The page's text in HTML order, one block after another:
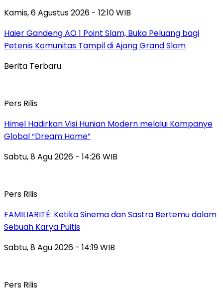
Kamis, 6 Agustus 2026 - 12:10 WIB
Haier Gandeng AO 1 Point Slam, Buka Peluang bagi
Petenis Komunitas Tampil di Ajang Grand Slam
Berita Terbaru
Pers Rilis
Himel Hadirkan Visi Hunian Modern melalui Kampanye
Global “Dream Home”
Sabtu, 8 Agu 2026 - 14:26 WIB
Pers Rilis
FAMILIARITÉ: Ketika Sinema dan Sastra Bertemu dalam
Sebuah Karya Puitis
Sabtu, 8 Agu 2026 - 14:19 WIB
Pers Rilis